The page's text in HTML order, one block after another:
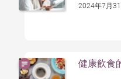
2024年7月31
健康飲食